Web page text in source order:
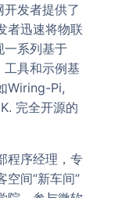
发者提供了
者迅速将物联
一系列基于
具和示例基
Wiring-Pi,
完全开源的
程序经理，专
空间“新车间”